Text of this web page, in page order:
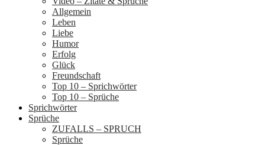
Allgemein
Leben
Liebe
Humor
Erfolg
Glück
Freundschaft
Top 10 – Sprichwörter
Top 10 – Sprüche
Sprichwörter
Sprüche
ZUFALLS – SPRUCH
Sprüche